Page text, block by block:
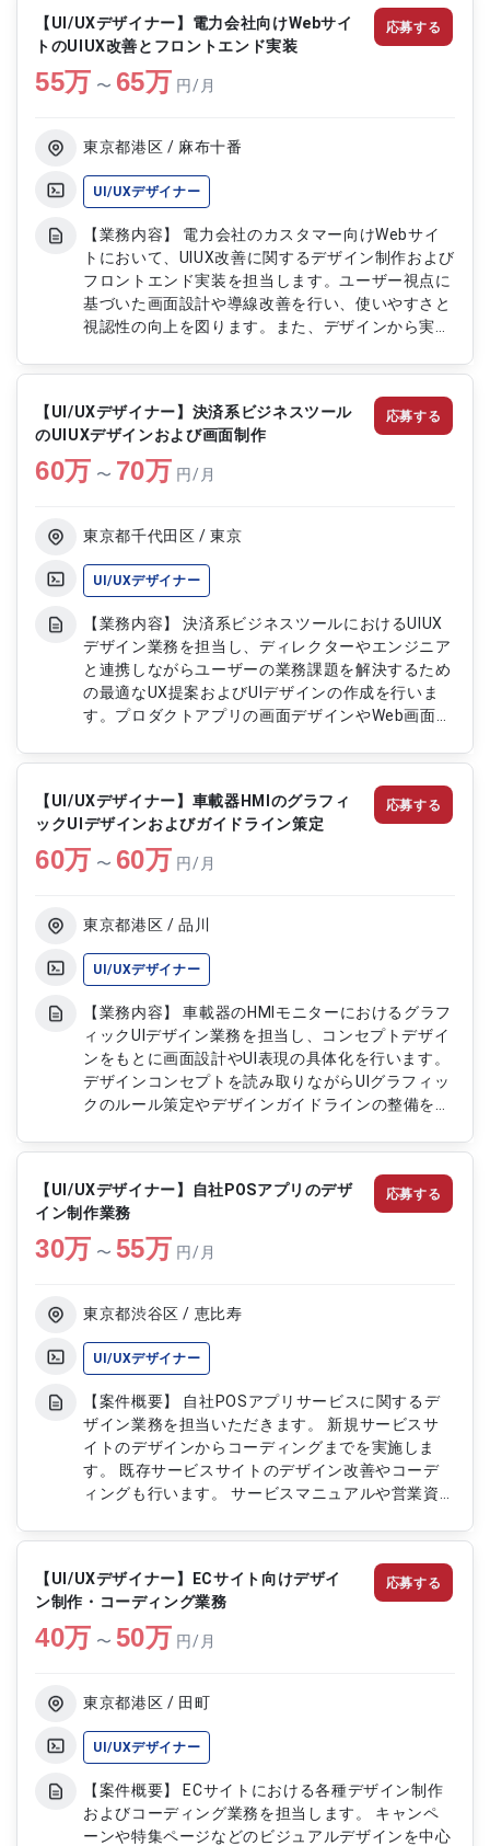
し、企画担当やエンジニア、QAなどの他職種と連
携しながら、要件整理や合意形成を行い、プロダク
ト開発を推進します。 【作業内容】 ・アプリおよ
びWebサービスのUIUXデザイン制作 ・画面設計お
よびワイヤーフレーム作成 ・ビジュアルデザイン
築および運用 ・コンポーネント設計およびガイド
見共有 ・他職種との要件整理および合意形成 ・ユ
ーザビリティ改善および提案対応 ・デザインレビ
ューおよび修正対応
【UI/UXデザイナー】電力会社向けWebサイ
トのUIUX改善とフロントエンド実装
55万 〜 65万 円/月
東京都港区 / 麻布十番
UI/UXデザイナー
【業務内容】 電力会社のカスタマー向けWebサイ
トにおいて、UIUX改善に関するデザイン制作および
フロントエンド実装を担当します。ユーザー視点に
基づいた画面設計や導線改善を行い、使いやすさと
視認性の向上を図ります。また、デザインから実装
します。 【作業内容】 ・UIUX改善に向けたデザイ
ン制作 ・画面レイアウトおよび導線設計 ・
HTMLCSSJavaScriptを用いたコーディング ・
jQueryを用いたフロントエンド実装 ・既存ページ
の改修および改善対応 ・表示確認およびブラウザ
検証 ・ユーザビリティ向上のための改善提案
応募する
【UI/UXデザイナー】決済系ビジネスツール
のUIUXデザインおよび画面制作
60万 〜 70万 円/月
東京都千代田区 / 東京
UI/UXデザイナー
【業務内容】 決済系ビジネスツールにおけるUIUX
デザイン業務を担当し、ディレクターやエンジニア
と連携しながらユーザーの業務課題を解決するため
の最適なUX提案およびUIデザインの作成を行いま
す。プロダクトアプリの画面デザインやWeb画面の
ーザー体験全体の品質向上に貢献します。要件や目
的を踏まえたデザイン検討を行いながら、プロダク
トの価値向上に寄与します。 【作業内容】 ・UX観
点での課題整理およびデザイン提案 ・プロダクト
アプリ画面のデザイン制作（iPad/iPhone向け） ・
Web画面のデザイン制作 ・UIデザインの作成および
携および調整 ・ポップやポスター、チラシ、DMな
およびブラッシュアップ対応
応募する
【UI/UXデザイナー】車載器HMIのグラフィ
ックUIデザインおよびガイドライン策定
60万 〜 60万 円/月
東京都港区 / 品川
UI/UXデザイナー
【業務内容】 車載器のHMIモニターにおけるグラフ
ィックUIデザイン業務を担当し、コンセプトデザイ
ンをもとに画面設計やUI表現の具体化を行います。
デザインコンセプトを読み取りながらUIグラフィッ
クのルール策定やデザインガイドラインの整備を行
て品質の高いUI設計を推進します。また、関係者と
のコミュニケーションを通じて要件の理解を深め、
開発チームへの指示出しや調整を行いながら、プロ
ジェクト全体のデザイン品質向上に貢献します。
【作業内容】 ・コンセプトデザインを基にした画
面デザインの作成 ・プロトタイプの作成 ・デザイ
理および定義 ・デザイン展開案の作成 ・開発チー
ケーションおよび認識合わせの実施
応募する
【UI/UXデザイナー】自社POSアプリのデザ
イン制作業務
30万 〜 55万 円/月
東京都渋谷区 / 恵比寿
UI/UXデザイナー
【案件概要】 自社POSアプリサービスに関するデ
ザイン業務を担当いただきます。 新規サービスサ
イトのデザインからコーディングまでを実施しま
す。 既存サービスサイトのデザイン改善やコーデ
ィングも行います。 サービスマニュアルや営業資
物を通じて、サービスの魅力向上に貢献していただ
ザインおよびコーディング ・既存サービスサイト
のデザイン改修とコーディング ・各種サービスマ
ニュアルの作成 ・営業資料のデザインおよび作成
・その他関連制作物のデザイン支援
応募する
【UI/UXデザイナー】ECサイト向けデザイ
ン制作・コーディング業務
40万 〜 50万 円/月
東京都港区 / 田町
UI/UXデザイナー
【案件概要】 ECサイトにおける各種デザイン制作
およびコーディング業務を担当します。 キャンペ
ーンや特集ページなどのビジュアルデザインを中心
応募する